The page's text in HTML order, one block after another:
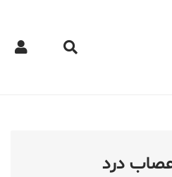
تحریک
درد